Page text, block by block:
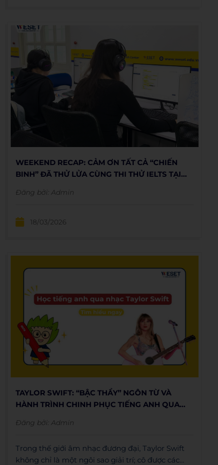
WEEKEND RECAP: CẢM ƠN TẤT CẢ “CHIẾN
BINH” ĐÃ THỬ LỬA CÙNG THI THỬ IELTS TẠI
Đăng bởi: Admin
18/03/2026
TAYLOR SWIFT: “BẬC THẦY” NGÔN TỪ VÀ
HÀNH TRÌNH CHINH PHỤC TIẾNG ANH QUA
Đăng bởi: Admin
Trong thế giới âm nhạc đương đại, Taylor Swift
không chỉ là một ngôi sao giải trí; cô được các